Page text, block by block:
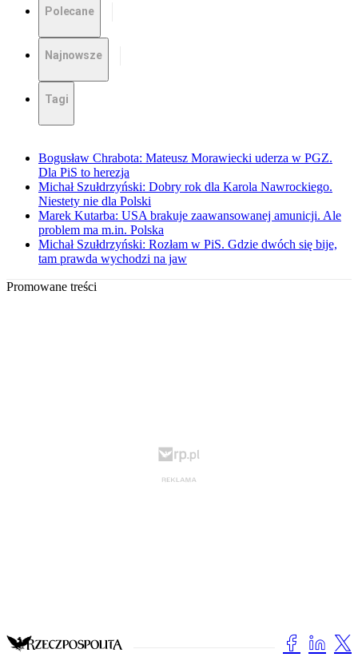
Polecane
Najnowsze
Tagi
Bogusław Chrabota: Mateusz Morawiecki uderza w PGZ.
Dla PiS to herezja
Michał Szułdrzyński: Dobry rok dla Karola Nawrockiego.
Niestety nie dla Polski
Marek Kutarba: USA brakuje zaawansowanej amunicji. Ale
problem ma m.in. Polska
Michał Szułdrzyński: Rozłam w PiS. Gdzie dwóch się bije,
tam prawda wychodzi na jaw
Promowane treści